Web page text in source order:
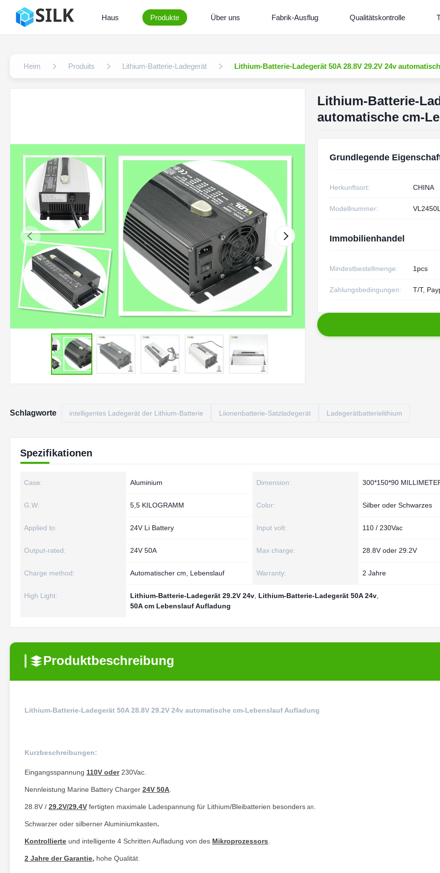
Haus Produkte Über uns Fabrik-Ausflug Qualitätskontrolle
Heim Produits Lithium-Batterie-Ladegerät Lithium-Batterie-Ladegerät 50A 28.8V 29.2V 24v
Lithium-Batterie-
automatische cm-
Grundlegende
Herkunftsort: CHINA
Modellnummer: VL2450L
Immobilienhandel
Mindestbestellmenge: 1pcs
Zahlungsbedingungen: T/T,
Schlagworte intelligentes Ladegerät der Lithium-Batterie Liionenbatterie-Satzladegerät Ladegerätbatterielithium
Spezifikationen
Case: Aluminium Dimension: 300*150*90
G.W: 5,5 KILOGRAMM Color: Silber oder Schwarzes
Applied to: 24V Li Battery Input volt: 110 / 230Vac
Output-rated: 24V 50A Max charge: 28.8V oder 29.2V
Charge method: Automatischer cm, Lebenslauf Warranty: 2 Jahre
High Light: Lithium-Batterie-Ladegerät 29.2V 24v Lithium-Batterie-Ladegerät 50A 24v
50A cm Lebenslauf Aufladung
Produktbeschreibung
Lithium-Batterie-Ladegerät 50A 28.8V 29.2V 24v automatische cm-Lebenslauf Aufladung
Kurzbeschreibungen:
Eingangsspannung 110V oder230Vac.
Nennleistung Marine Battery Charger 24V 50A
28.8V / 29.2V/29.4V fertigten maximale Ladespannung für Lithium/Bleibatterien besonders an
Schwarzer oder silberner Aluminiumkasten.
Kontrollierte und intelligente 4 Schritten Aufladung von des Mikroprozessors
2 Jahre der Garantie, hohe Qualität.